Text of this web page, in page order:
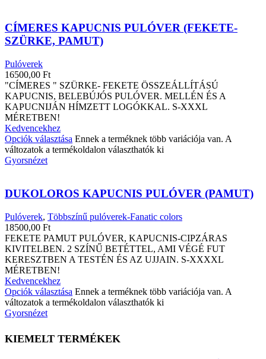
CÍMERES KAPUCNIS PULÓVER (FEKETE-
SZÜRKE, PAMUT)
Pulóverek
16500,00 Ft
"CÍMERES " SZÜRKE- FEKETE ÖSSZEÁLLÍTÁSÚ
KAPUCNIS, BELEBÚJÓS PULÓVER. MELLÉN ÉS A
KAPUCNIJÁN HÍMZETT LOGÓKKAL. S-XXXL
MÉRETBEN!
Kedvencekhez
Opciók választása Ennek a terméknek több variációja van. A
változatok a termékoldalon választhatók ki
Gyorsnézet
DUKOLOROS KAPUCNIS PULÓVER (PAMUT)
Pulóverek, Többszínű pulóverek-Fanatic colors
18500,00 Ft
FEKETE PAMUT PULÓVER, KAPUCNIS-CIPZÁRAS
KIVITELBEN. 2 SZÍNŰ BETÉTTEL, AMI VÉGÉ FUT
KERESZTBEN A TESTÉN ÉS AZ UJJAIN. S-XXXXL
MÉRETBEN!
Kedvencekhez
Opciók választása Ennek a terméknek több variációja van. A
változatok a termékoldalon választhatók ki
Gyorsnézet
KIEMELT TERMÉKEK